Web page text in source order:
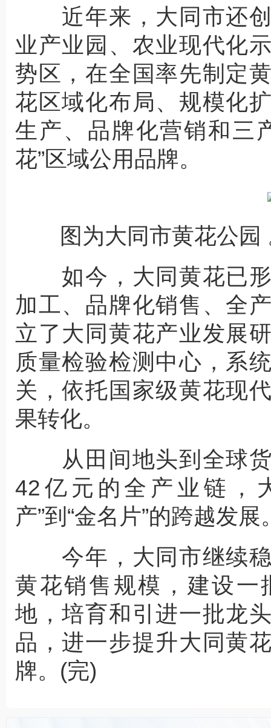
近年来，大同市还创
业产业园、农业现代化
势区，在全国率先制定
花区域化布局、规模化
生产、品牌化营销和三
花”区域公用品牌。
图为大同市黄花公园
如今，大同黄花已形
加工、品牌化销售、全
立了大同黄花产业发展
质量检验检测中心，系
关，依托国家级黄花现
果转化。
从田间地头到全球货
42亿元的全产业链，
产”到“金名片”的跨越发展
今年，大同市继续稳
黄花销售规模，建设一
地，培育和引进一批龙
品，进一步提升大同黄
牌。(完)